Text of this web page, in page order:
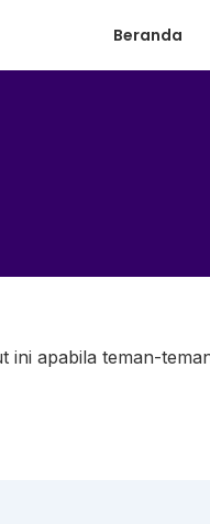
Beranda
ini apabila teman-